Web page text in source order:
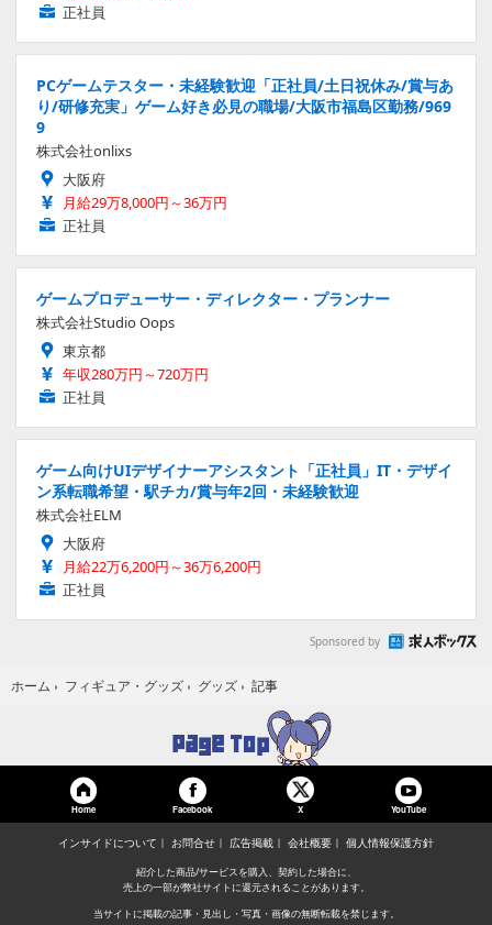
正社員
PCゲームテスター・未経験歓迎「正社員/土日祝休み/賞与あ
り/研修充実」ゲーム好き必見の職場/大阪市福島区勤務/969
9
株式会社onlixs
大阪府
月給29万8,000円～36万円
正社員
ゲームプロデューサー・ディレクター・プランナー
株式会社Studio Oops
東京都
年収280万円～720万円
正社員
ゲーム向けUIデザイナーアシスタント「正社員」IT・デザイ
ン系転職希望・駅チカ/賞与年2回・未経験歓迎
株式会社ELM
大阪府
月給22万6,200円～36万6,200円
正社員
Sponsored by
ホーム › フィギュア・グッズ › グッズ › 記事
Home Facebook X YouTube
インサイドについて お問合せ 広告掲載 会社概要 個人情報保護方針
紹介した商品/サービスを購入、契約した場合に、
売上の一部が弊社サイトに還元されることがあります。
当サイトに掲載の記事・見出し・写真・画像の無断転載を禁じます。